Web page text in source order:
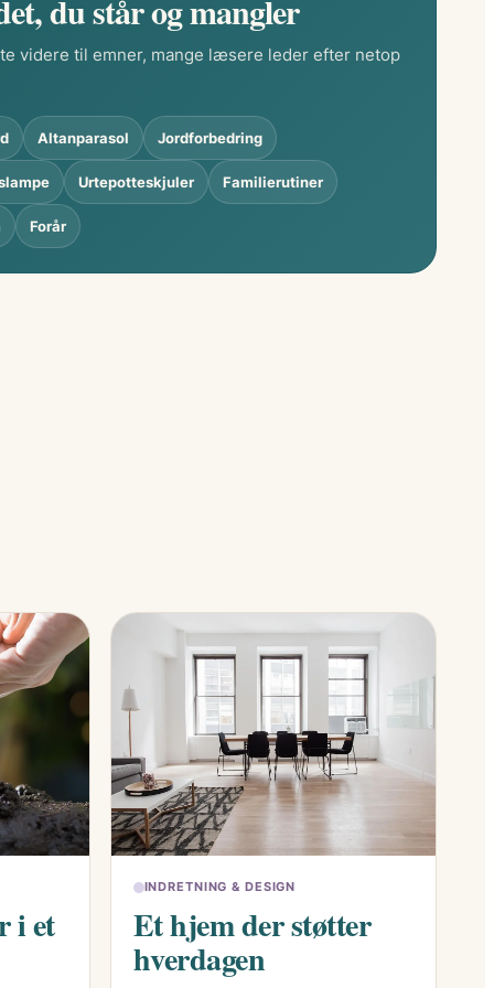
til skygge, opbevaring, grønne hjørner og
under åben himmel.
du står og mangler
videre til emner, mange læsere leder efter netop
Altanparasol Jordforbedring
Urtepotteskjuler Familierutiner
Forår
i et
INDRETNING & DESIGN
Et hjem der støtter
hverdagen